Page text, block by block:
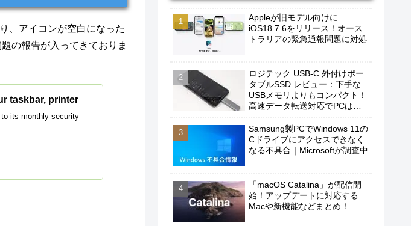
、アイコンが空白になった
の報告が入ってきておりま
taskbar, printer
its monthly security
Appleが旧モデル向けに
iOS18.7.6をリリース！オース
トラリアの緊急通報問題に対処
ロジテック USB-C 外付けポー
タブルSSD レビュー：下手な
USBメモリよりもコンパクト！
高速データ転送対応でPCは勿
もおすすめ！
Samsung製PCでWindows 11の
Cドライブにアクセスできなく
なる不具合｜Microsoftが調査中
「macOS Catalina」が配信開
始！アップデートに対応する
Macや新機能などまとめ！